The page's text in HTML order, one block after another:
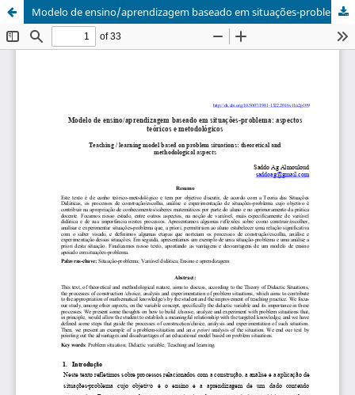
Modelo de ensino/aprendizagem baseado em situações-problema: aspectos teóricos e metodológicos